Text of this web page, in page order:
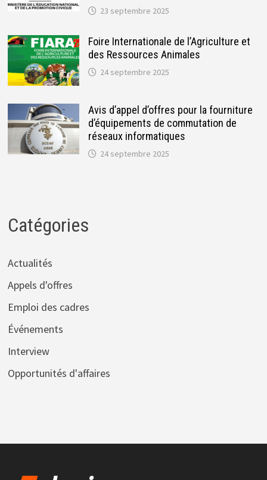
23 septembre 2025
Foire Internationale de l’Agriculture et
des Ressources Animales
24 septembre 2025
Avis d’appel d’offres pour la fourniture
d’équipements de commutation de
réseaux informatiques
24 septembre 2025
Catégories
Actualités
Appels d'offres
Emploi des cadres
Événements
Interview
Opportunités d'affaires